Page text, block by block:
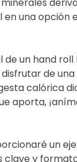
en una opción
de un hand
de
calórica
aporta,
un
y formato